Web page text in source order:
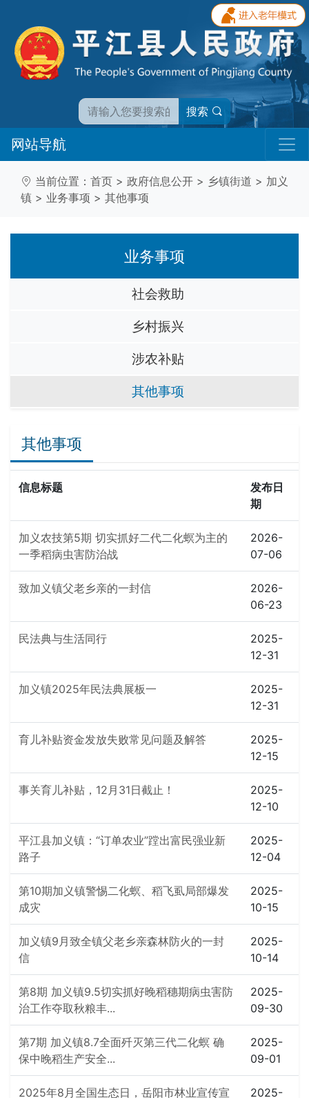
搜索
网站导航
当前位置： 首页 > 政府信息公开 > 乡镇街道 > 加义
镇 > 业务事项 > 其他事项
业务事项
社会救助
乡村振兴
涉农补贴
其他事项
其他事项
信息标题
发布日
期
加义农技第5期 切实抓好二代二化螟为主的
一季稻病虫害防治战
2026-
07-06
致加义镇父老乡亲的一封信
2026-
06-23
民法典与生活同行
2025-
12-31
加义镇2025年民法典展板一
2025-
12-31
育儿补贴资金发放失败常见问题及解答
2025-
12-15
事关育儿补贴，12月31日截止！
2025-
12-10
平江县加义镇：“订单农业”蹚出富民强业新
路子
2025-
12-04
第10期加义镇警惕二化螟、稻飞虱局部爆发
成灾
2025-
10-15
加义镇9月致全镇父老乡亲森林防火的一封
信
2025-
10-14
第8期 加义镇9.5切实抓好晚稻穗期病虫害防
治工作夺取秋粮丰...
2025-
09-30
第7期 加义镇8.7全面歼灭第三代二化螟 确
保中晚稻生产安全...
2025-
09-01
2025年8月全国生态日，岳阳市林业宣传宣
2025-